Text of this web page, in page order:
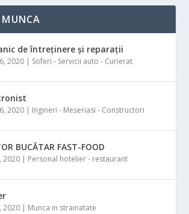
de întreținere și reparații
2020 | Soferi - Servicii auto - Curierat
2020 | Ingineri - Meseriasi - Constructori
BUCĂTAR FAST-FOOD
2020 | Personal hotelier - restaurant
2020 | Munca in strainatate